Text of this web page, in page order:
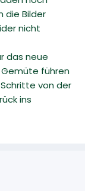
die Bilder
nicht
das neue
führen
von der
ins